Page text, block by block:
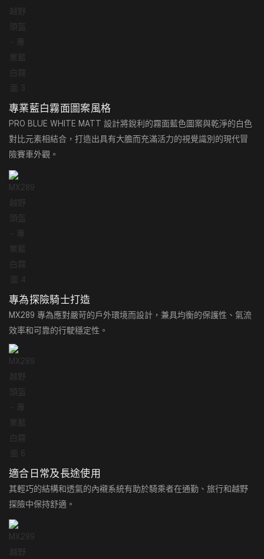
專業藍白霧面圖案風格
PRO BLUE WHITE MATT 設計將銳利的霧面藍色圖案與乾淨的白色
對比元素相結合，打造出具有大膽而充滿活力的視覺識別的現代冒
險賽車外觀。
專為探險騎士打造
MX289 專為應對嚴苛的戶外環境而設計，兼具均衡的保護性、氣流
效率和可靠的行駛穩定性。
適合日常及長途使用
其輕巧的結構和透氣的內襯系統有助於騎乘者在通勤、旅行和越野
探險中保持舒適。